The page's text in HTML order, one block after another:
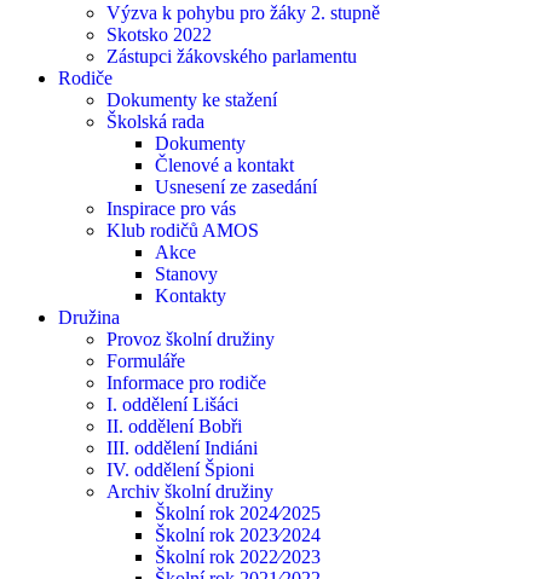
Výzva k pohybu pro žáky 2. stupně
Skotsko 2022
Zástupci žákovského parlamentu
Rodiče
Dokumenty ke stažení
Školská rada
Dokumenty
Členové a kontakt
Usnesení ze zasedání
Inspirace pro vás
Klub rodičů AMOS
Akce
Stanovy
Kontakty
Družina
Provoz školní družiny
Formuláře
Informace pro rodiče
I. oddělení Lišáci
II. oddělení Bobři
III. oddělení Indiáni
IV. oddělení Špioni
Archiv školní družiny
Školní rok 2024⁄2025
Školní rok 2023⁄2024
Školní rok 2022⁄2023